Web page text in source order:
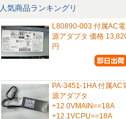
人気商品ランキングリ
L80890-003 付属AC電
源アダプタ 価格
円
PA-3451-1HA 付属AC
源アダプタ
+12.0VMAIN==18A
+12.1VCPU==18A